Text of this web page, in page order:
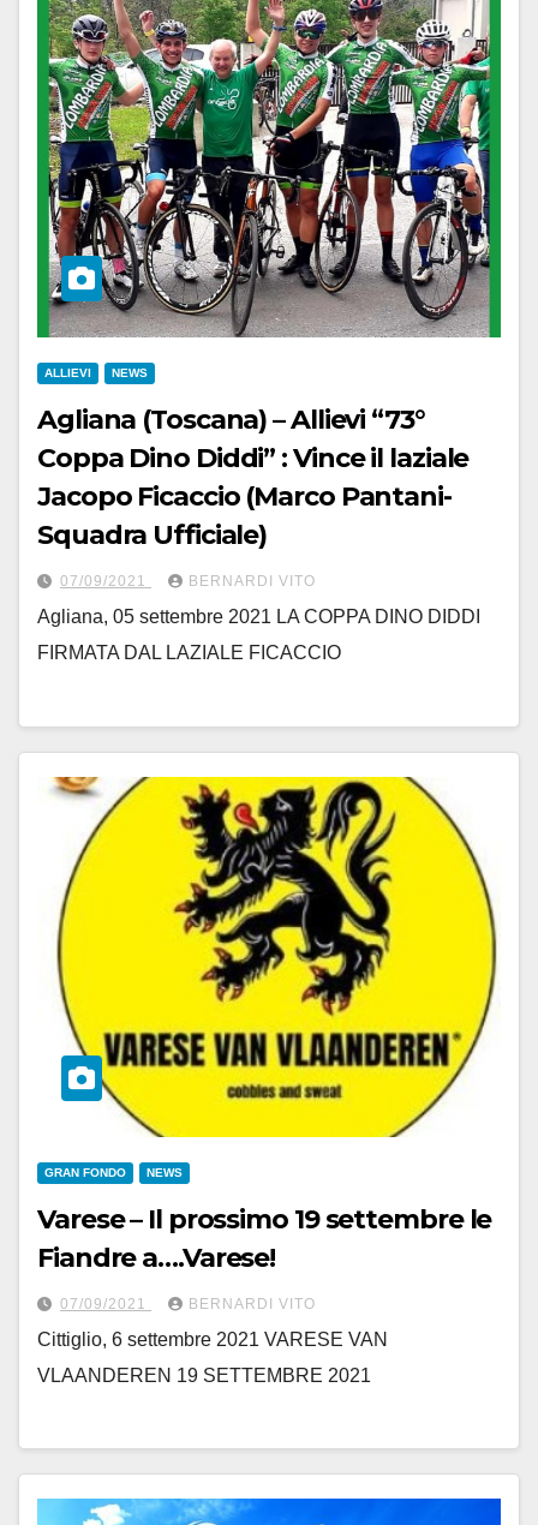
ALLIEVI NEWS
Agliana (Toscana) – Allievi “73°
Coppa Dino Diddi” : Vince il laziale
Jacopo Ficaccio (Marco Pantani-
Squadra Ufficiale)
07/09/2021 BERNARDI VITO
Agliana, 05 settembre 2021 LA COPPA DINO DIDDI
FIRMATA DAL LAZIALE FICACCIO
GRAN FONDO NEWS
Varese – Il prossimo 19 settembre le
Fiandre a….Varese!
07/09/2021 BERNARDI VITO
Cittiglio, 6 settembre 2021 VARESE VAN
VLAANDEREN 19 SETTEMBRE 2021